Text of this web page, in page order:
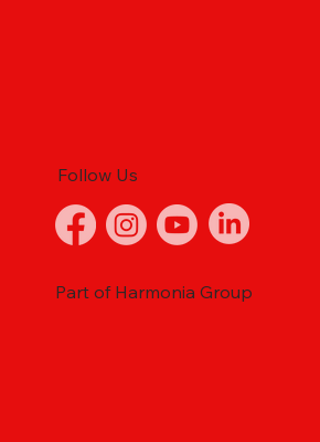
Follow Us
Part of Harmonia Group